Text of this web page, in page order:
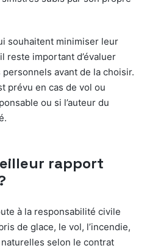
souhaitent minimiser leur
reste important d’évaluer
avant de la choisir.
prévu en cas de vol ou
ou si l’auteur du
rapport
à la responsabilité civile
de glace, le vol, l’incendie,
selon le contrat